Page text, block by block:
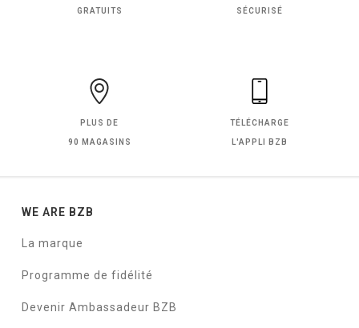
GRATUITS SÉCURISÉ
PLUS DE
90 MAGASINS
TÉLÉCHARGE
L'APPLI BZB
WE ARE BZB
La marque
Programme de fidélité
Devenir Ambassadeur BZB